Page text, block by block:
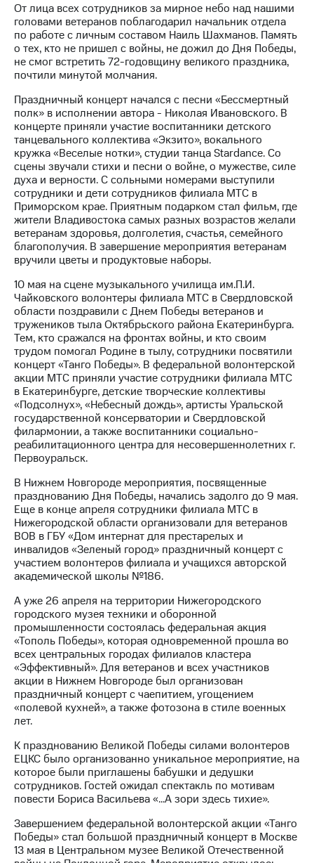
Собрания
акционеров
Личный
кабинет
акционера
Акционерный
капитал
Контроль
и
аудит
Рынок
акций
Описание
Программа
приобретения
Порядок
выкупа
акций
Дивиденды
Рынок
облигаций
Описание
Еврооблигации-2023
Уведомление
о
погашении
именных
облигаций
Другое
Регистратор
Реквизиты
развитие
деловая этика
На главную
От лица всех сотрудников за мирное небо над нашими
головами ветеранов поблагодарил начальник отдела
по работе с личным составом Наиль Шахманов. Память
о тех, кто не пришел с войны, не дожил до Дня Победы,
не смог встретить 72-годовщину великого праздника,
почтили минутой молчания.
Праздничный концерт начался с песни «Бессмертный
полк» в исполнении автора - Николая Ивановского. В
концерте приняли участие воспитанники детского
танцевального коллектива «Экзито», вокального
кружка «Веселые нотки», студии танца Stardance. Со
сцены звучали стихи и песни о войне, о мужестве, силе
духа и верности. С сольными номерами выступили
сотрудники и дети сотрудников филиала МТС в
Приморском крае. Приятным подарком стал фильм, где
жители Владивостока самых разных возрастов желали
ветеранам здоровья, долголетия, счастья, семейного
благополучия. В завершение мероприятия ветеранам
вручили цветы и продуктовые наборы.
10 мая на сцене музыкального училища им.П.И.
Чайковского волонтеры филиала МТС в Свердловской
области поздравили с Днем Победы ветеранов и
тружеников тыла Октябрьского района Екатеринбурга.
Тем, кто сражался на фронтах войны, и кто своим
трудом помогал Родине в тылу, сотрудники посвятили
концерт «Танго Победы». В федеральной волонтерской
акции МТС приняли участие сотрудники филиала МТС
в Екатеринбурге, детские творческие коллективы
«Подсолнух», «Небесный дождь», артисты Уральской
государственной консерватории и Свердловской
филармонии, а также воспитанники социально-
реабилитационного центра для несовершеннолетних г.
Первоуральск.
В Нижнем Новгороде мероприятия, посвященные
празднованию Дня Победы, начались задолго до 9 мая.
Еще в конце апреля сотрудники филиала МТС в
Нижегородской области организовали для ветеранов
ВОВ в ГБУ «Дом интернат для престарелых и
инвалидов «Зеленый город» праздничный концерт с
участием волонтеров филиала и учащихся авторской
академической школы №186.
А уже 26 апреля на территории Нижегородского
городского музея техники и оборонной
промышленности состоялась федеральная акция
«Тополь Победы», которая одновременной прошла во
всех центральных городах филиалов кластера
«Эффективный». Для ветеранов и всех участников
акции в Нижнем Новгороде был организован
праздничный концерт с чаепитием, угощением
«полевой кухней», а также фотозона в стиле военных
лет.
К празднованию Великой Победы силами волонтеров
ЕЦКС было организованно уникальное мероприятие, на
которое были приглашены бабушки и дедушки
сотрудников. Гостей ожидал спектакль по мотивам
повести Бориса Васильева «…А зори здесь тихие».
Завершением федеральной волонтерской акции «Танго
Победы» стал большой праздничный концерт в Москве
13 мая в Центральном музее Великой Отечественной